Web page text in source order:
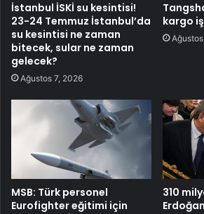
İstanbul İSKİ su kesintisi!
23-24 Temmuz İstanbul’da
su kesintisi ne zaman
bitecek, sular ne zaman
gelecek?
Ağustos 7, 2026
kargo
MSB: Türk personel
Eurofighter eğitimi için
310